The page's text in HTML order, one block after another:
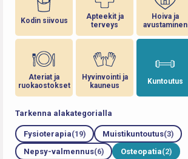
Kodin siivous
Ateriat ja
ruokaostokset
Apteekit ja
terveys
Hyvinvointi ja
kauneus
Hoiva ja
avustaminen
Kuntoutus
Tarkenna alakategorialla
Fysioterapia(19) Muistikuntoutus(3)
Nepsy-valmennus(6) Osteopatia(2)